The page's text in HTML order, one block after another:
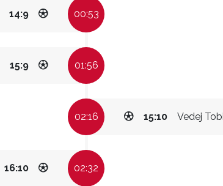
14:9 00:53
15:9 01:56
02:16 Vedej
15:10
16:10 02:32